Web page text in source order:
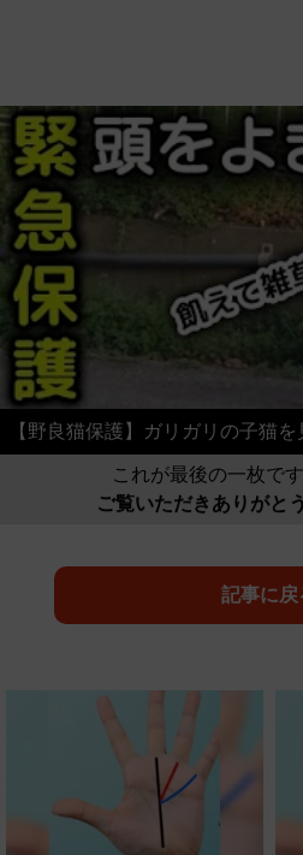
【野良猫保護】ガリガリの子猫
これが最後の一枚で
ご覧いただきありがと
記事に戻